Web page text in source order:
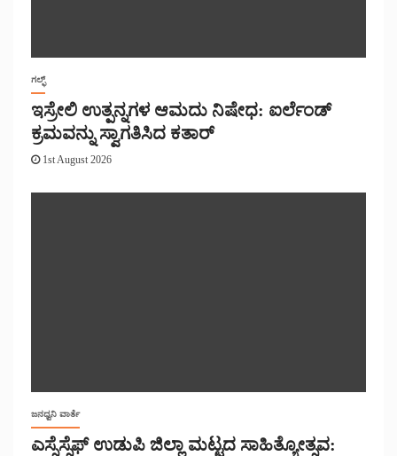
ಗಲ್ಫ್
ಇಸ್ರೇಲಿ ಉತ್ಪನ್ನಗಳ ಆಮದು ನಿಷೇಧ: ಐರ್ಲೆಂಡ್
ಕ್ರಮವನ್ನು ಸ್ವಾಗತಿಸಿದ ಕತಾರ್
1st August 2026
ಜನಧ್ವನಿ ವಾರ್ತೆ
ಎಸ್ಸೆಸ್ಸೆಫ್ ಉಡುಪಿ ಜಿಲ್ಲಾ ಮಟ್ಟದ ಸಾಹಿತ್ಯೋತ್ಸವ: